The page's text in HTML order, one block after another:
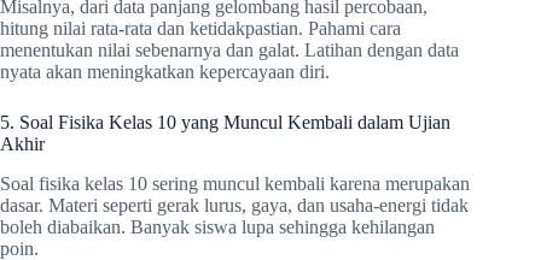
Misalnya, dari data panjang gelombang hasil percobaan,
hitung nilai rata-rata dan ketidakpastian. Pahami cara
menentukan nilai sebenarnya dan galat. Latihan dengan data
nyata akan meningkatkan kepercayaan diri.
5. Soal Fisika Kelas 10 yang Muncul Kembali dalam Ujian
Akhir
Soal fisika kelas 10 sering muncul kembali karena merupakan
dasar. Materi seperti gerak lurus, gaya, dan usaha-energi tidak
boleh diabaikan. Banyak siswa lupa sehingga kehilangan
poin.